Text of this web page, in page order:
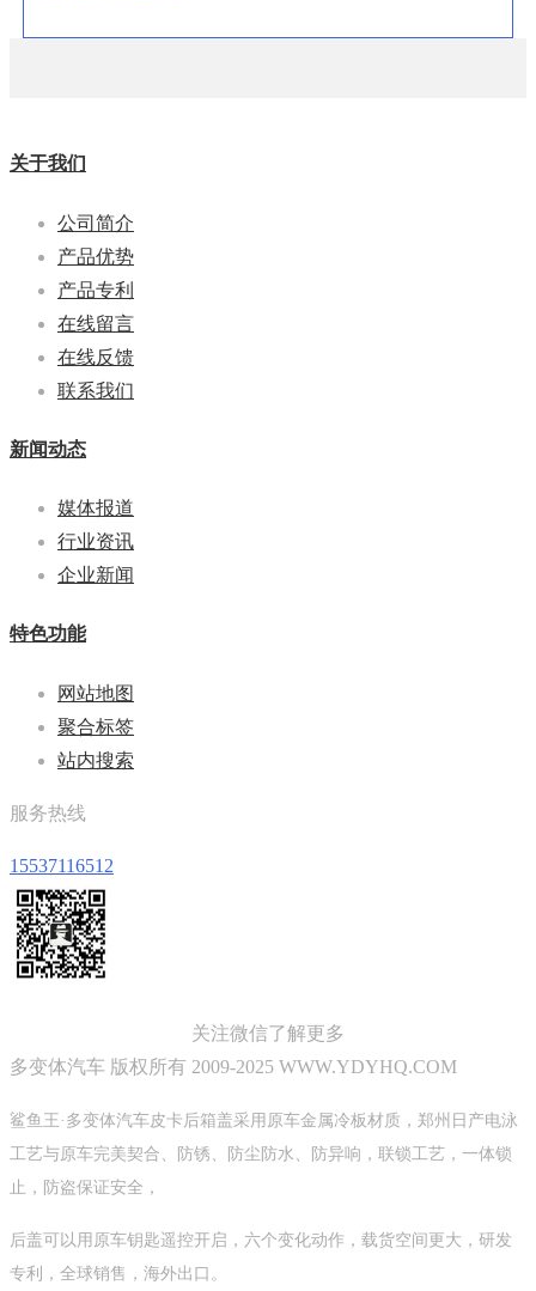
关于我们
公司简介
产品优势
产品专利
在线留言
在线反馈
联系我们
新闻动态
媒体报道
行业资讯
企业新闻
特色功能
网站地图
聚合标签
站内搜索
服务热线
15537116512
关注微信了解更多
多变体汽车 版权所有 2009-2025 WWW.YDYHQ.COM
鲨鱼王·多变体汽车皮卡后箱盖采用原车金属冷板材质，郑州日产电泳
工艺与原车完美契合、防锈、防尘防水、防异响，联锁工艺，一体锁
止，防盗保证安全，
后盖可以用原车钥匙遥控开启，六个变化动作，载货空间更大，研发
专利，全球销售，海外出口。